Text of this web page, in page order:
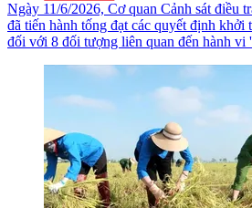
Ngày 11/6/2026, Cơ quan Cảnh sát điều
đã tiến hành tống đạt các quyết định khởi
đối với 8 đối tượng liên quan đến hành vi